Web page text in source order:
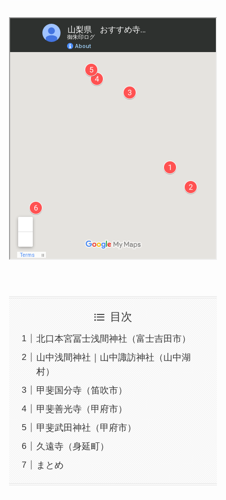
目次
北口本宮冨士浅間神社（富士吉田市）
山中浅間神社｜山中諏訪神社（山中湖
村）
甲斐国分寺（笛吹市）
甲斐善光寺（甲府市）
甲斐武田神社（甲府市）
久遠寺（身延町）
まとめ